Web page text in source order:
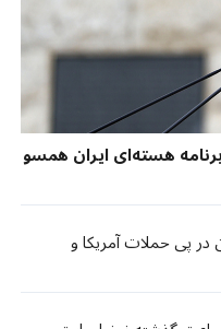
برنامه هسته‌ای ایران همسو
در پی حملات آمریکا و